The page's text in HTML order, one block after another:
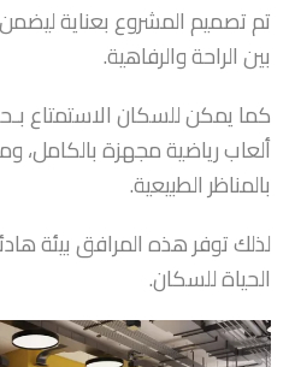
تم تصميم المشروع بعناية
بين الراحة والرفاهية.
كما يمكن للسكان الاستمتاع
ألعاب رياضية مجهزة بالكامل،
بالمناظر الطبيعية.
لذلك توفر هذه المرافق بيئة
الحياة للسكان.